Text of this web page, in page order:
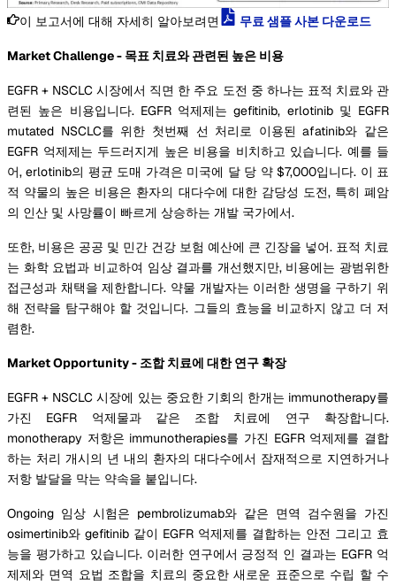
이 보고서에 대해 자세히 알아보려면 무료 샘플 사본 다운로드
Market Challenge - 목표 치료와 관련된 높은 비용
EGFR + NSCLC 시장에서 직면 한 주요 도전 중 하나는 표적 치료와 관
련된 높은 비용입니다. EGFR 억제제는 gefitinib, erlotinib 및 EGFR
mutated NSCLC를 위한 첫번째 선 처리로 이용된 afatinib와 같은
EGFR 억제제는 두드러지게 높은 비용을 비치하고 있습니다. 예를 들
어, erlotinib의 평균 도매 가격은 미국에 달 당 약 $7,000입니다. 이 표
적 약물의 높은 비용은 환자의 대다수에 대한 감당성 도전, 특히 폐암
의 인산 및 사망률이 빠르게 상승하는 개발 국가에서.
또한, 비용은 공공 및 민간 건강 보험 예산에 큰 긴장을 넣어. 표적 치료
는 화학 요법과 비교하여 임상 결과를 개선했지만, 비용에는 광범위한
접근성과 채택을 제한합니다. 약물 개발자는 이러한 생명을 구하기 위
해 전략을 탐구해야 할 것입니다. 그들의 효능을 비교하지 않고 더 저
렴한.
Market Opportunity - 조합 치료에 대한 연구 확장
EGFR + NSCLC 시장에 있는 중요한 기회의 한개는 immunotherapy를
가진 EGFR 억제물과 같은 조합 치료에 연구 확장합니다.
monotherapy 저항은 immunotherapies를 가진 EGFR 억제제를 결합
하는 처리 개시의 년 내의 환자의 대다수에서 잠재적으로 지연하거나
저항 발달을 막는 약속을 붙입니다.
Ongoing 임상 시험은 pembrolizumab와 같은 면역 검수원을 가진
osimertinib와 gefitinib 같이 EGFR 억제제를 결합하는 안전 그리고 효
능을 평가하고 있습니다. 이러한 연구에서 긍정적 인 결과는 EGFR 억
제제와 면역 요법 조합을 치료의 중요한 새로운 표준으로 수립 할 수